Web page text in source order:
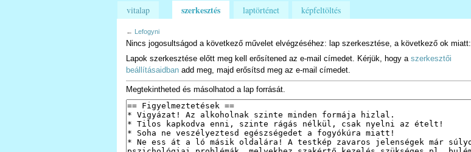
vitalap szerkesztés laptörténet képfeltöltés
← Lefogyni
Nincs jogosultságod a következő művelet elvégzéséhez: lap szerkesztése, a következő ok miatt:
Lapok szerkesztése előtt meg kell erősítened az e-mail címedet. Kérjük, hogy a szerkesztői
beállításaidban add meg, majd erősítsd meg az e-mail címedet.
Megtekintheted és másolhatod a lap forrását.